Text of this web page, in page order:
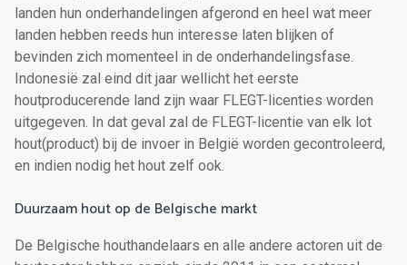
landen hun onderhandelingen afgerond en heel wat meer
landen hebben reeds hun interesse laten blijken of
bevinden zich momenteel in de onderhandelingsfase.
Indonesië zal eind dit jaar wellicht het eerste
houtproducerende land zijn waar FLEGT-licenties worden
uitgegeven. In dat geval zal de FLEGT-licentie van elk lot
hout(product) bij de invoer in België worden gecontroleerd,
en indien nodig het hout zelf ook.
Duurzaam hout op de Belgische markt
De Belgische houthandelaars en alle andere actoren uit de